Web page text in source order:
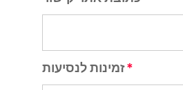
זמינות לנסיעות